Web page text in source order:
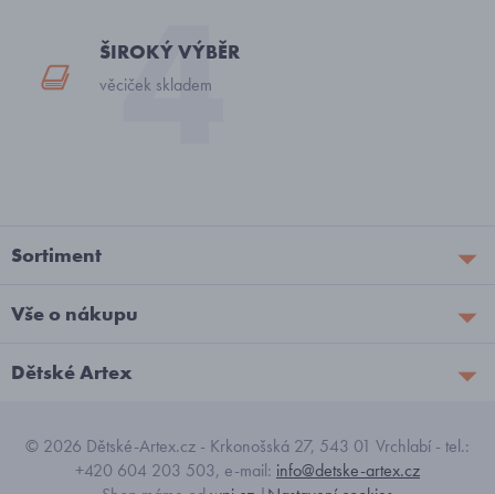
ŠIROKÝ VÝBĚR
věciček skladem
Sortiment
Vše o nákupu
Dětské Artex
© 2026 Dětské-Artex.cz - Krkonošská 27, 543 01 Vrchlabí - tel.:
+420 604 203 503, e-mail: info@detske-artex.cz